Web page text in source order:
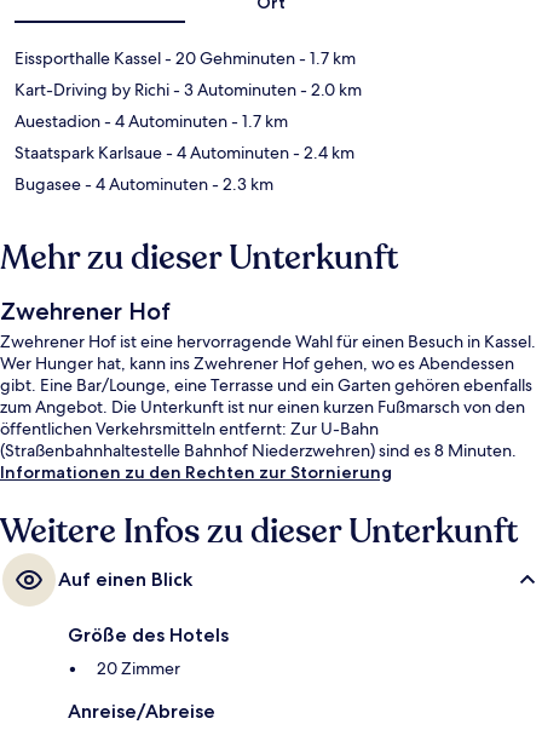
Eissporthalle Kassel- 20 Gehminuten- 1.7 km
Kart-Driving by Richi- 3 Autominuten- 2.0 km
Auestadion- 4 Autominuten- 1.7 km
Staatspark Karlsaue- 4 Autominuten- 2.4 km
Bugasee- 4 Autominuten- 2.3 km
Mehr zu dieser Unterkunft
Zwehrener Hof
Zwehrener Hof ist eine hervorragende Wahl für einen Besuch in Kassel.
Wer Hunger hat, kann ins Zwehrener Hof gehen, wo es Abendessen
gibt. Eine Bar/Lounge, eine Terrasse und ein Garten gehören ebenfalls
zum Angebot. Die Unterkunft ist nur einen kurzen Fußmarsch von den
öffentlichen Verkehrsmitteln entfernt: Zur U-Bahn
(Straßenbahnhaltestelle Bahnhof Niederzwehren) sind es 8 Minuten.
Informationen zu den Rechten zur Stornierung
Weitere Infos zu dieser Unterkunft
Auf einen Blick
Größe des Hotels
20 Zimmer
Anreise/Abreise